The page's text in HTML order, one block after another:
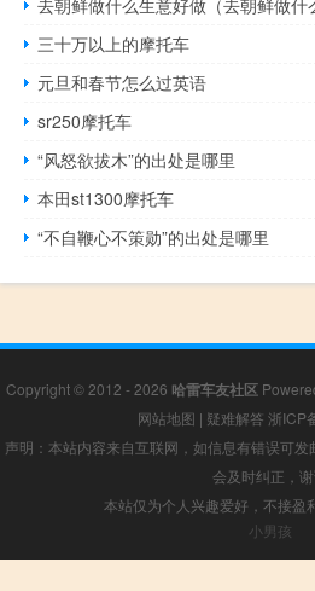
去朝鲜做什么生意好做（去朝鲜做什
三十万以上的摩托车
元旦和春节怎么过英语
sr250摩托车
“风怒欲拔木”的出处是哪里
本田st1300摩托车
“不自鞭心不策勋”的出处是哪里
Copyright © 2012 - 2026 哈雷车友社区
网站地图 | 疑难解答 浙ICP
声明：本站内容来自互联网，如信息有错误可
会及时纠正，
本站仅为个人兴趣爱好，不接盈
小男孩